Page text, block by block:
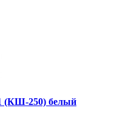
(КШ-250) белый